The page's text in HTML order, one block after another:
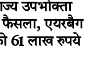
उपभोक्ता
फैसला, एयरबैग
61 लाख रुपये